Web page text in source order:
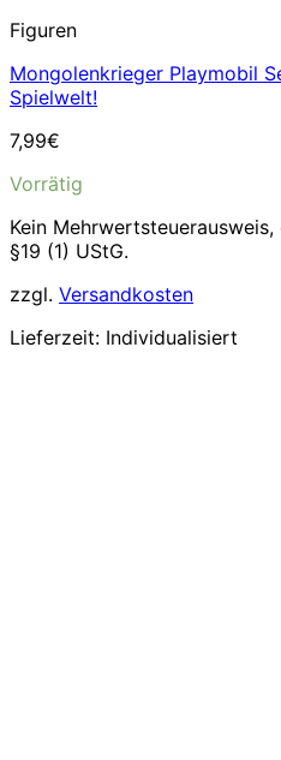
Figuren
Mongolenkrieger Playmobil
Spielwelt!
7,99€
Vorrätig
Kein
§19 (1) UStG.
zzgl. Versandkosten
Lieferzeit: Individualisiert